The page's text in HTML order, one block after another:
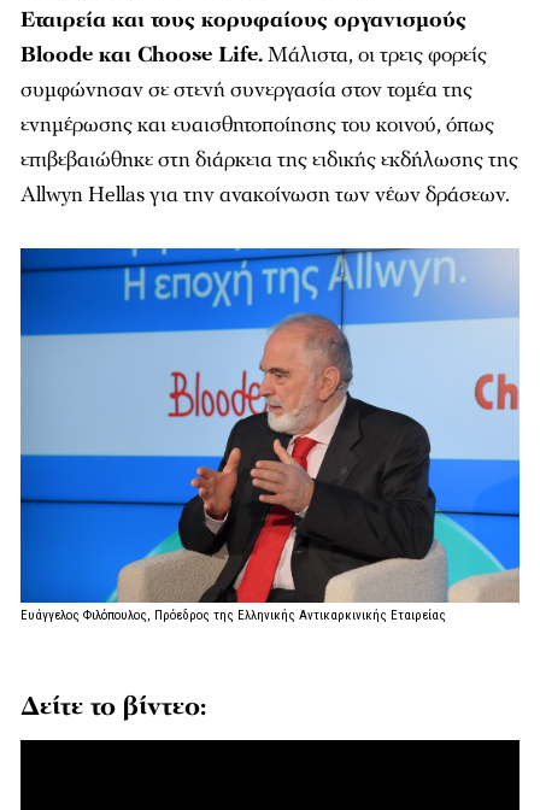
Εταιρεία και τους κορυφαίους οργανισμούς
Bloode και Choose Life.Μάλιστα, οι τρεις φορείς
συμφώνησαν σε στενή συνεργασία στον τομέα της
ενημέρωσης και ευαισθητοποίησης του κοινού, όπως
επιβεβαιώθηκε στη διάρκεια της ειδικής εκδήλωσης της
Allwyn Hellas για την ανακοίνωση των νέων δράσεων.
Ευάγγελος Φιλόπουλος, Πρόεδρος της Ελληνικής Αντικαρκινικής Εταιρείας
Δείτε το βίντεο: